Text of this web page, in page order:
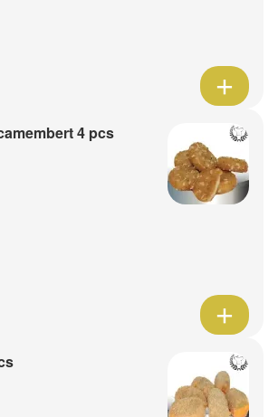
4 pcs